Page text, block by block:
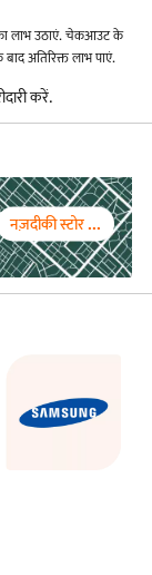
लाभ उठाएं. चेकआउट के
अतिरिक्त लाभ पाएं.
करें.
नज़दीकी स्टोर ...